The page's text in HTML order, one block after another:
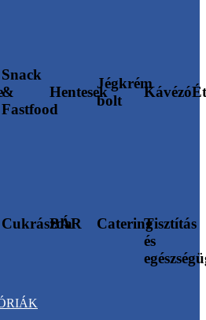
Snack
&
Fastfood
Hentesek
Jégkrém
bolt
Kávézó
Cukrászda
BÁR CateringTisztítás
és